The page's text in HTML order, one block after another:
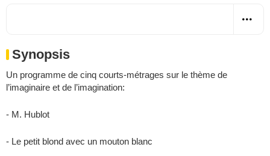
Synopsis
Un programme de cinq courts-métrages sur le thème de
l’imaginaire et de l’imagination:
- M. Hublot
- Le petit blond avec un mouton blanc